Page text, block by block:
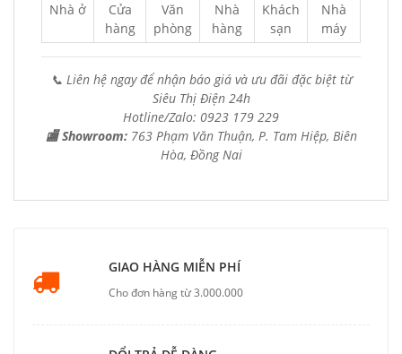
Nhà ở
Cửa
hàng
Văn
phòng
Nhà
hàng
Khách
sạn
Nhà
máy
📞 Liên hệ ngay để nhận báo giá và ưu đãi đặc biệt từ
Siêu Thị Điện 24h
Hotline/Zalo: 0923 179 229
🏬 Showroom: 763 Phạm Văn Thuận, P. Tam Hiệp, Biên
Hòa, Đồng Nai
GIAO HÀNG MIỄN PHÍ
Cho đơn hàng từ 3.000.000